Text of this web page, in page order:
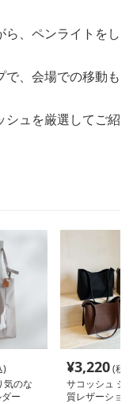
、ペンライトをし
で、会場での移動も
シュを厳選してご紹
)
気のな
ー
¥3,220(税
サコッシュ シ
質レザーショ